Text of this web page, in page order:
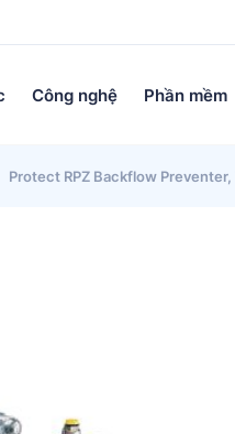
Công nghệ Phần mềm
Protect RPZ Backflow